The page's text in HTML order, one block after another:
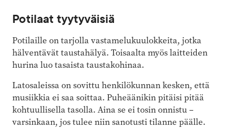
Potilaat tyytyväisiä
Potilaille on tarjolla vastamelukuulokkeita, jotka
hälventävät taustahälyä. Toisaalta myös laitteiden
hurina luo tasaista taustakohinaa.
Latosaleissa on sovittu henkilökunnan kesken, että
musiikkia ei saa soittaa. Puheäänikin pitäisi pitää
kohtuullisella tasolla. Aina se ei tosin onnistu –
varsinkaan, jos tulee niin sanotusti tilanne päälle.